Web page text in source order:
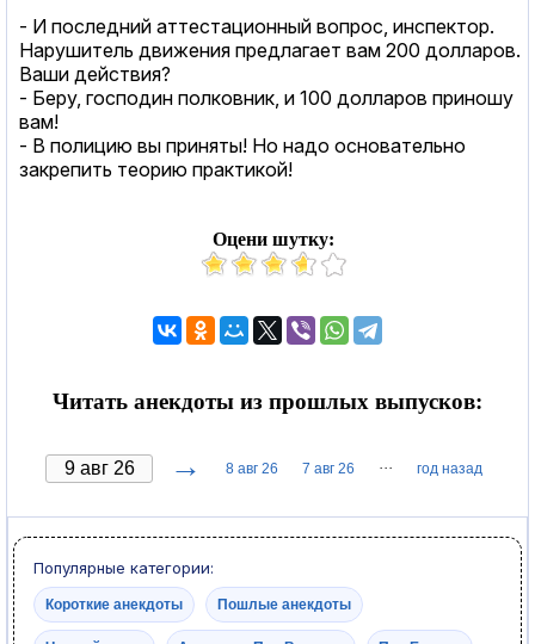
- И последний аттестационный вопрос, инспектор.
Нарушитель движения предлагает вам 200 долларов.
Ваши действия?
- Беру, господин полковник, и 100 долларов приношу
вам!
- В полицию вы приняты! Но надо основательно
закрепить теорию практикой!
Оцени шутку:
Читать анекдоты из прошлых выпусков:
→ 8 авг 26 7 авг 26 ··· год назад
Популярные категории:
Короткие анекдоты Пошлые анекдоты